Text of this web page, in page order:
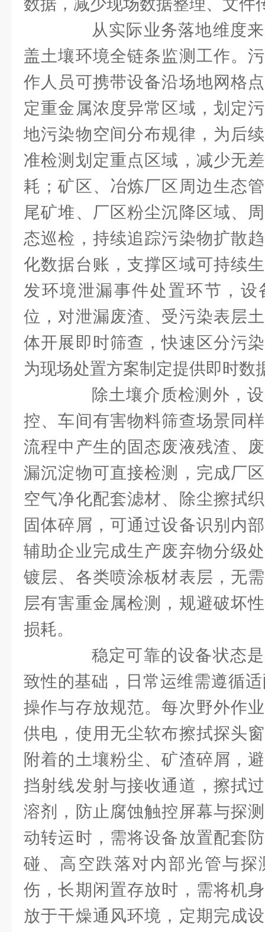
数据，减少现场数据整理、文件
从实际业务落地维度来
盖土壤环境全链条监测工作。
作人员可携带设备沿场地网格
定重金属浓度异常区域，划定
地污染物空间分布规律，为后
准检测划定重点区域，减少无
耗；矿区、冶炼厂区周边生态
尾矿堆、厂区粉尘沉降区域、
态巡检，持续追踪污染物扩散
化数据台账，支撑区域可持续
发环境泄漏事件处置环节，
位，对泄漏废渣、受污染表层
体开展即时筛查，快速区分污
为现场处置方案制定提供即时数
除土壤介质检测外，设
控、车间有害物料筛查场景同
流程中产生的固态废液残渣、
漏沉淀物可直接检测，完成厂
空气净化配套滤材、除尘擦拭
固体碎屑，可通过设备识别内
辅助企业完成生产废弃物分级
镀层、各类喷涂板材表层，无
层有害重金属检测，规避破坏
损耗。
稳定可靠的设备状态是
致性的基础，日常运维需遵循
操作与存放规范。每次野外作
供电，使用无尘软布擦拭探头
附着的土壤粉尘、矿渣碎屑，
挡射线发射与接收通道，擦拭
溶剂，防止腐蚀触控屏幕与探
动转运时，需将设备放置配套
碰、高空跌落对内部光管与探
伤，长期闲置存放时，需将机
放于干燥通风环境，定期完成